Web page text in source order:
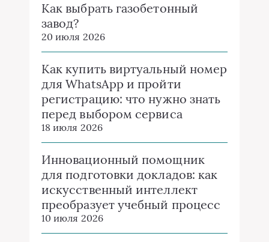
Как выбрать газобетонный
завод?
20 июля 2026
Как купить виртуальный номер
для WhatsApp и пройти
регистрацию: что нужно знать
перед выбором сервиса
18 июля 2026
Инновационный помощник
для подготовки докладов: как
искусственный интеллект
преобразует учебный процесс
10 июля 2026